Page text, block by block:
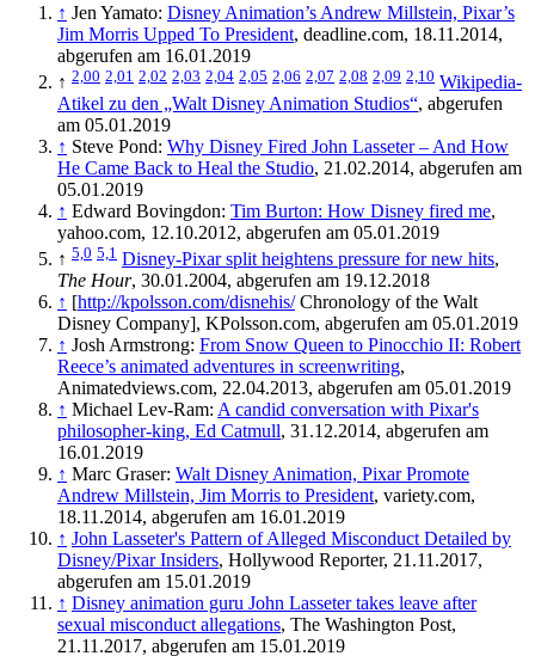
↑ Jen Yamato: Disney Animation’s Andrew Millstein, Pixar’s
Jim Morris Upped To President, deadline.com, 18.11.2014,
abgerufen am 16.01.2019
↑ 2,00 2,01 2,02 2,03 2,04 2,05 2,06 2,07 2,08 2,09 2,10 Wikipedia-
Atikel zu den „Walt Disney Animation Studios“, abgerufen
am 05.01.2019
↑ Steve Pond: Why Disney Fired John Lasseter – And How
He Came Back to Heal the Studio, 21.02.2014, abgerufen am
05.01.2019
↑ Edward Bovingdon: Tim Burton: How Disney fired me,
yahoo.com, 12.10.2012, abgerufen am 05.01.2019
↑ 5,0 5,1 Disney-Pixar split heightens pressure for new hits,
The Hour, 30.01.2004, abgerufen am 19.12.2018
↑ [http://kpolsson.com/disnehis/Chronology of the Walt
Disney Company], KPolsson.com, abgerufen am 05.01.2019
↑ Josh Armstrong: From Snow Queen to Pinocchio II: Robert
Reece’s animated adventures in screenwriting,
Animatedviews.com, 22.04.2013, abgerufen am 05.01.2019
↑ Michael Lev-Ram: A candid conversation with Pixar's
philosopher-king, Ed Catmull, 31.12.2014, abgerufen am
16.01.2019
↑ Marc Graser: Walt Disney Animation, Pixar Promote
Andrew Millstein, Jim Morris to President, variety.com,
18.11.2014, abgerufen am 16.01.2019
↑ John Lasseter's Pattern of Alleged Misconduct Detailed by
Disney/Pixar Insiders, Hollywood Reporter, 21.11.2017,
abgerufen am 15.01.2019
↑ Disney animation guru John Lasseter takes leave after
sexual misconduct allegations, The Washington Post,
21.11.2017, abgerufen am 15.01.2019